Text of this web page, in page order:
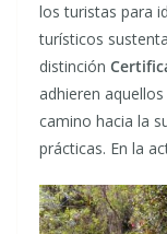
los turistas para
turísticos
distinción
adhieren
camino hacia la
prácticas. En la